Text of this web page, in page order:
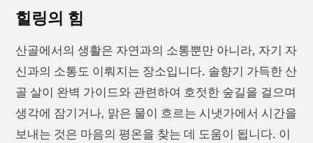
힐링의 힘
산골에서의 생활은 자연과의 소통뿐만 아니라, 자기 자
신과의 소통도 이뤄지는 장소입니다. 솔향기 가득한 산
골 살이 완벽 가이드와 관련하여 호젓한 숲길을 걸으며
생각에 잠기거나, 맑은 물이 흐르는 시냇가에서 시간을
보내는 것은 마음의 평온을 찾는 데 도움이 됩니다. 이